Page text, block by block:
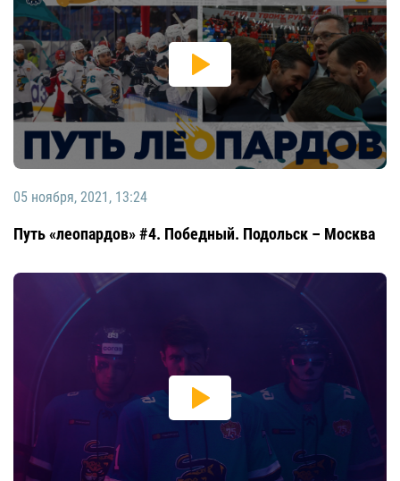
05 ноября, 2021, 13:24
Путь «леопардов» #4. Победный. Подольск – Москва